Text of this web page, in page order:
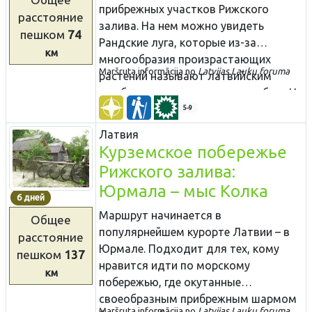
Латвии и странах Балтии. Ранее
выработанные торфяные поля
частично затоплены и заросли
камышом, сформировав
великолепную среду гнездящимся
водным птицам и мигрирующим
птицам, использующих болото Седас
как место отдыха. Добыча торфа
продолжается и в наше время и,
может быть, посчастливиться
увидеть «маленький поезд с
торфом».
расстояние
пешком 74
км
прибрежных участков Рижского
залива. На нем можно увидеть
Рандские луга, которые из-за
многообразия произрастающих
растений называют латвийским
«гербарием» под открытым небом. На
маршруте будут участки берега,
покрытые валунами различного
размера. Не будет недостатка и в
красивых и песчанных пляжах. Это
единственное место, где на морском
побережье Латвии обнажаются
песчанные скалы девонского
периода. За каждым следующим
мысом появляется иной пейзаж!
маршрута во время миграции птиц
являются «раем» для наблюдателей
Maršruta informācija noLatvijas Lauku foruma​
5-9
6 дней
Общее
расстояние
пешком 137
км
Латвия
Курземское побережье
Рижского залива:
Юрмала – мыс Колка
Маршрут начинается в
популярнейшем курорте Латвии – в
Юрмале. Подходит для тех, кому
нравится идти по морскому
побережью, где окутанные
своеобразным прибрежным шармом